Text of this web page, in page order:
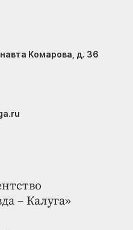
– Калуга»
Комарова, д. 36